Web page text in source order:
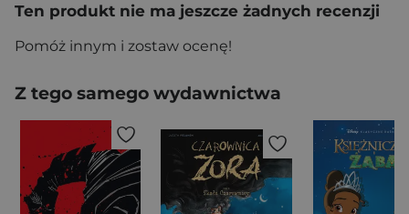
Ten produkt nie ma jeszcze żadnych recenzji
Pomóż innym i zostaw ocenę!
Z tego samego wydawnictwa